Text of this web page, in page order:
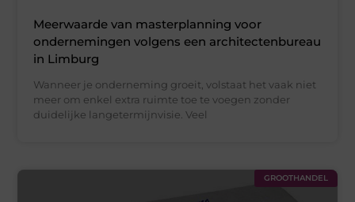
Meerwaarde van masterplanning voor
ondernemingen volgens een architectenbureau
in Limburg
Wanneer je onderneming groeit, volstaat het vaak niet
meer om enkel extra ruimte toe te voegen zonder
duidelijke langetermijnvisie. Veel
GROOTHANDEL